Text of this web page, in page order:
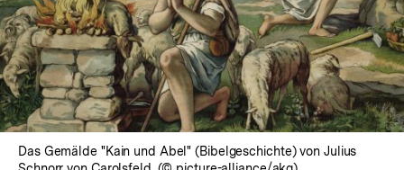
Das Gemälde "Kain und Abel" (Bibelgeschichte) von Julius